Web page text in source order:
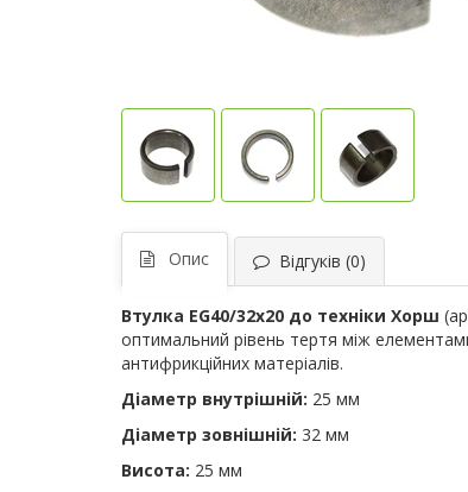
Опис Відгуків (0)
Втулка EG40/32х20 до техніки Хорш
оптимальний рівень тертя між елементами
антифрикційних матеріалів.
Діаметр внутрішній: 25 мм
Діаметр зовнішній: 32 мм
Висота: 25 мм